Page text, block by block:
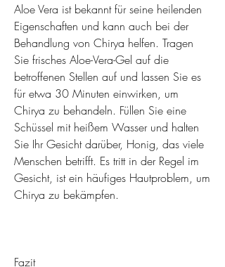
Aloe Vera ist bekannt für seine heilenden
Eigenschaften und kann auch bei der
Behandlung von Chirya helfen. Tragen
Sie frisches Aloe-Vera-Gel auf die
betroffenen Stellen auf und lassen Sie es
für etwa 30 Minuten einwirken, um
Chirya zu behandeln. Füllen Sie eine
Schüssel mit heißem Wasser und halten
Sie Ihr Gesicht darüber, Honig, das viele
Menschen betrifft. Es tritt in der Regel im
Gesicht, ist ein häufiges Hautproblem, um
Chirya zu bekämpfen.
Fazit